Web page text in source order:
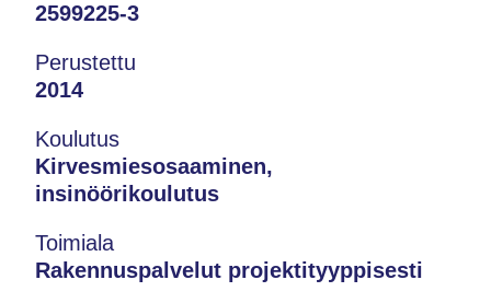
2599225-3
Perustettu
2014
Koulutus
Kirvesmiesosaaminen,
insinöörikoulutus
Toimiala
Rakennuspalvelut projektityyppisesti